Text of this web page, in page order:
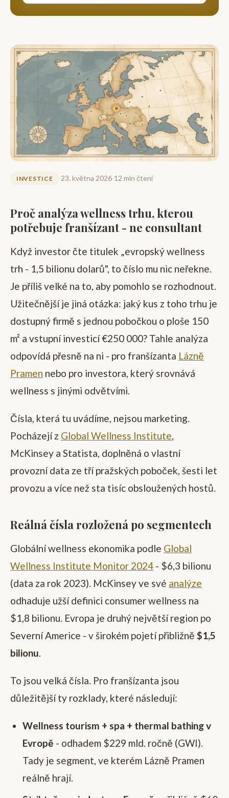
INVESTICE ·23. května 2026·12 min čtení
Proč analýza wellness trhu, kterou
potřebuje franšízant - ne consultant
Když investor čte titulek „evropský wellness
trh - 1,5 bilionu dolarů", to číslo mu nic neřekne.
Je příliš velké na to, aby pomohlo se rozhodnout.
Užitečnější je jiná otázka: jaký kus z toho trhu je
dostupný firmě s jednou pobočkou o ploše 150
m² a vstupní investicí €250 000? Tahle analýza
odpovídá přesně na ni - pro franšízanta Lázně
Pramen nebo pro investora, který srovnává
wellness s jinými odvětvími.
Čísla, která tu uvádíme, nejsou marketing.
Pocházejí z Global Wellness Institute,
McKinsey a Statista, doplněná o vlastní
provozní data ze tří pražských poboček, šesti let
provozu a více než sta tisíc obsloužených hostů.
Reálná čísla rozložená po segmentech
Globální wellness ekonomika podle Global
Wellness Institute Monitor 2024 - $6,3 bilionu
(data za rok 2023). McKinsey ve své analýze
odhaduje užší definici consumer wellness na
$1,8 bilionu. Evropa je druhý největší region po
Severní Americe - v širokém pojetí přibližně $1,5
bilionu.
To jsou velká čísla. Pro franšízanta jsou
důležitější ty rozklady, které následují:
Wellness tourism + spa + thermal bathing v
Evropě - odhadem $229 mld. ročně (GWI).
Tady je segment, ve kterém Lázně Pramen
reálně hrají.